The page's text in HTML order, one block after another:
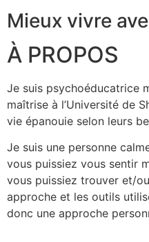
Mieux vivre
À PROPOS
Je suis psychoéducatrice
maîtrise à l’Université de
vie épanouie selon leurs
Je suis une personne
vous puissiez vous sentir
vous puissiez trouver et/
approche et les outils
donc une approche